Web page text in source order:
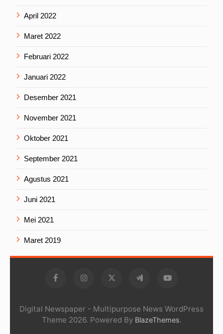
April 2022
Maret 2022
Februari 2022
Januari 2022
Desember 2021
November 2021
Oktober 2021
September 2021
Agustus 2021
Juni 2021
Mei 2021
Maret 2019
Digital Newspaper - Multipurpose News WordPress
Theme 2026. Powered By BlazeThemes.